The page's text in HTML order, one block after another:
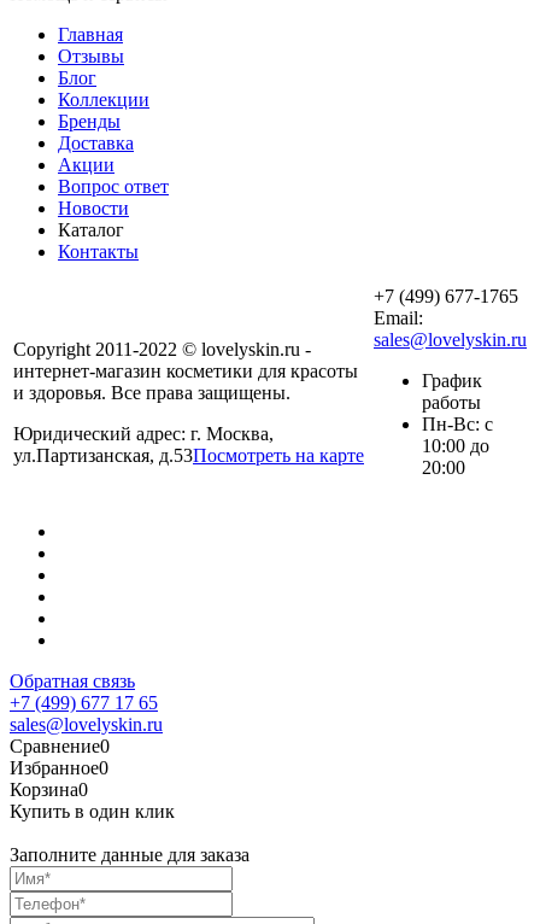
Главная
Отзывы
Блог
Коллекции
Бренды
Доставка
Акции
Вопрос ответ
Новости
Каталог
Контакты
Copyright 2011-2022 © lovelyskin.ru -
интернет-магазин косметики для красоты
и здоровья. Все права защищены.
Юридический адрес: г. Москва,
ул.Партизанская, д.53Посмотреть на карте
+7 (499) 677-1765
Email:
sales@lovelyskin.ru
График
работы
Пн-Вс: с
10:00 до
20:00
Обратная связь
+7 (499) 677 17 65
sales@lovelyskin.ru
Сравнение0
Избранное0
Корзина0
Купить в один клик
Заполните данные для заказа